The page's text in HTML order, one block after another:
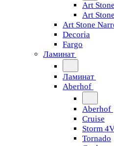
Art Stone
Art
Art Stone
Decoria
Fargo
Ламинат
Ламинат
Aberhof
Aberhof
Cruise
Storm
Tornado